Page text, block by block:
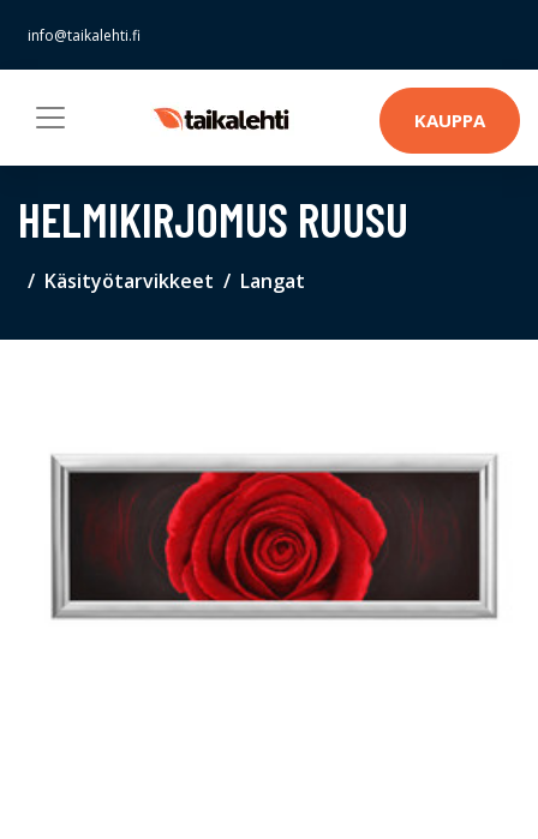
info@taikalehti.fi
KAUPPA
HELMIKIRJOMUS RUUSU
Käsityötarvikkeet Langat